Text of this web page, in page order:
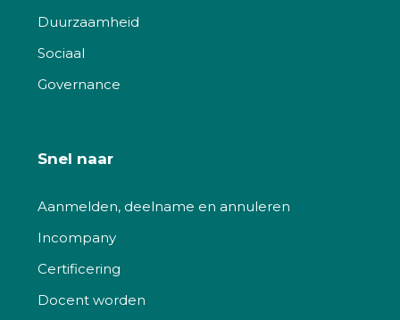
Duurzaamheid
Sociaal
Governance
Snel naar
Aanmelden, deelname en annuleren
Incompany
Certificering
Docent worden